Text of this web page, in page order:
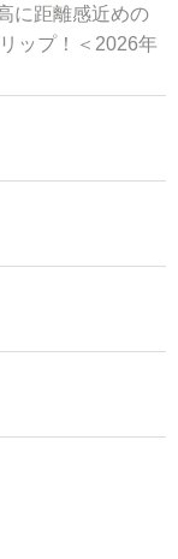
に距離感近めの
ップ！＜2026年